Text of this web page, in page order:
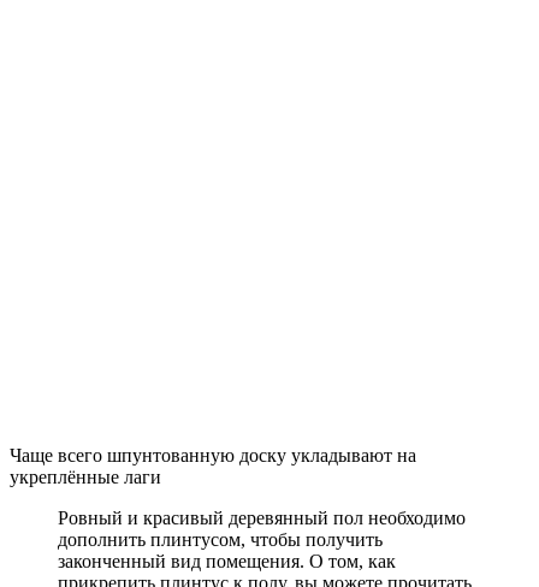
Чаще всего шпунтованную доску укладывают на
укреплённые лаги
Ровный и красивый деревянный пол необходимо
дополнить плинтусом, чтобы получить
законченный вид помещения. О том, как